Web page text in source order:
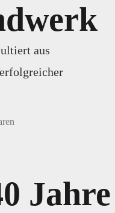
aus
Jahre